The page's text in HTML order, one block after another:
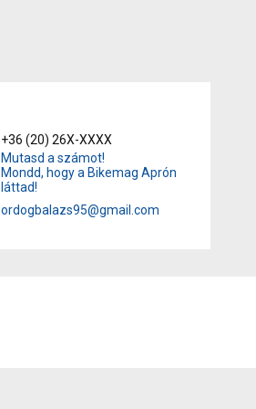
+36 (20) 26X-XXXX
Mutasd a számot!
Mondd, hogy a Bikemag Aprón
láttad!
ordogbalazs95@gmail.com